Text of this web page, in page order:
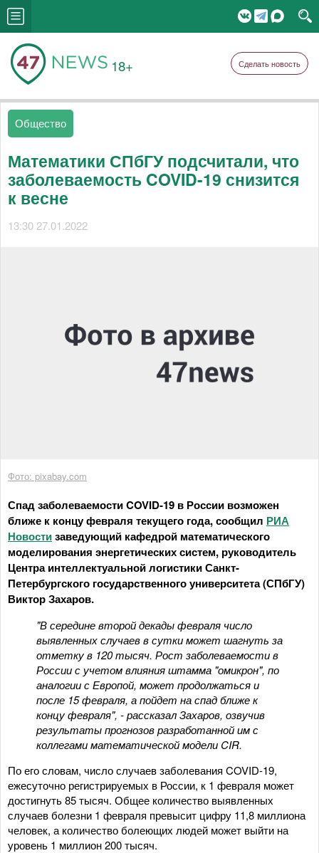
18+ Сделать новость
Общество
Математики СПбГУ подсчитали, что
заболеваемость COVID-19 снизится
к весне
13:30 27.01.2022
Фото: pixabay.com
Спад заболеваемости COVID-19 в России возможен
ближе к концу февраля текущего года, сообщил РИА
Новостизаведующий кафедрой математического
моделирования энергетических систем, руководитель
Центра интеллектуальной логистики Санкт-
Петербургского государственного университета (СПбГУ)
Виктор Захаров.
"В середине второй декады февраля число
выявленных случаев в сутки может шагнуть за
отметку в 120 тысяч. Рост заболеваемости в
России с учетом влияния штамма "омикрон", по
аналогии с Европой, может продолжаться и
после 15 февраля, а пойдет на спад ближе к
концу февраля", - рассказал Захаров, озвучив
результаты прогнозов разработанной им с
коллегами математической модели CIR.
По его словам, число случаев заболевания COVID-19,
ежесуточно регистрируемых в России, к 1 февраля может
достигнуть 85 тысяч. Общее количество выявленных
случаев болезни 1 февраля превысит цифру 11,8 миллиона
человек, а количество болеющих людей может выйти на
уровень 1 миллион 200 тысяч.